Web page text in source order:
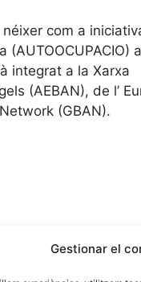
Gestionar el
com a
(AUTOOCUPACIO)
integrat a la Xarxa
(AEBAN), de l’
(GBAN).